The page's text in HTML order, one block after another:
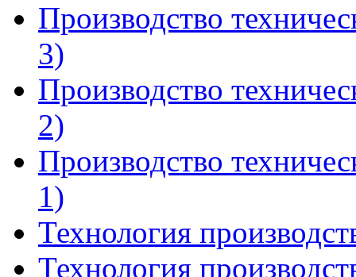
Производство
3)
Производство
2)
Производство
1)
Технология
Технология